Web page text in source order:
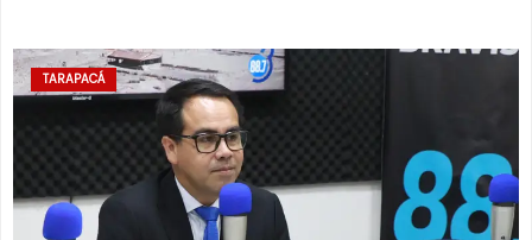
TARAPACÁ